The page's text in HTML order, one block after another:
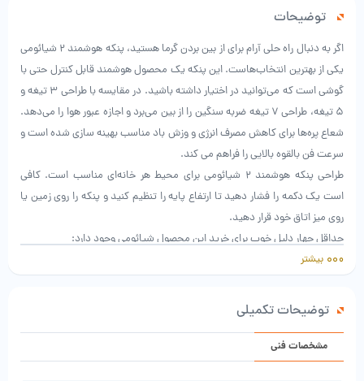
توضیحات
اگر به دنبال راه حلی آرام برای از بین بردن گرما هستید، پنکه هوشمند 2 شیائومی
یکی از بهترین انتخاب‌هاست. این پنکه یک محصول هوشمند قابل کنترل حتی با
گوشی است که می‌توانید در اختیار داشته باشید. در مقایسه با طراحی 3 تیغه و
5 تیغه، طراحی 7 تیغه ضربه سنگین را از بین می‌برد و اجازه عبور هوا را می‌دهد.
شعاع پره‌ها برای کاهش مصرف انرژی و وزش باد مناسب بهینه سازی شده است و
سرعت فن بالقوه بالایی را فراهم می کند.
طراحی پنکه هوشمند 2 شیائومی برای محیط هر خانه‌ای مناسب است. کافی
است یک دکمه را فشار دهید تا ارتفاع پایه را تنظیم کنید و پنکه را روی زمین یا
روی میز اتاق خود قرار دهید.
حداقل چهار دلیل خوب برای خرید این محصول شیائومی وجود دارد:
اول، به لطف پره‌های دو لایه فن که به طور همزمان می چرخند، جریان هوا برای
با دسترسی وسیع‌تر، نسیم سه بعدی نرم‌تری را نیز ارائه می‌دهند. این یک اصل
هوشمند 2 شیائومی است.
ویژگی بعدی امکان تنظیم دقیق سرعت فن است. از طریق دکمه‌های فیزیکی
بیشتر
توضیحات تکمیلی
مشخصات فنی